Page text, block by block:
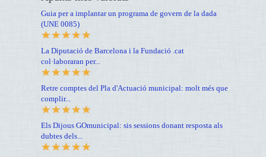
Guia per a implantar un programa de govern de la dada
(UNE 0085)
La Diputació de Barcelona i la Fundació .cat
col·laboraran per...
Retre comptes del Pla d'Actuació municipal: molt més que
complir...
Els Dijous GOmunicipal: sis sessions donant resposta als
dubtes dels...